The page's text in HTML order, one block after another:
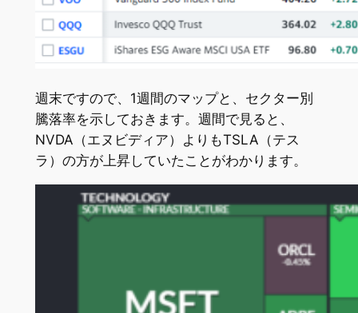
週末ですので、1週間のマップと、セクター別
騰落率を示しておきます。週間で見ると、
NVDA（エヌビディア）よりもTSLA（テス
ラ）の方が上昇していたことがわかります。